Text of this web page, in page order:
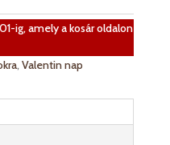
ig, amely a kosár oldalon
,Valentin nap